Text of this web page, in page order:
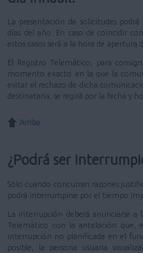
La presentación de solicitudes
días del año. En caso de coincidir
estos casos será a la hora de apertura
El Registro Telemático, para
momento exacto en la que la
evitar el rechazo de dicha
destinataria, se regirá por la fecha y
Arriba
¿Podrá ser
Sólo cuando concurran razones
podrá interrumpirse por el tiempo
La interrupción deberá anunciarse a
Telemático con la antelación que,
interrupción no planificada en el
posible, la persona usuaria